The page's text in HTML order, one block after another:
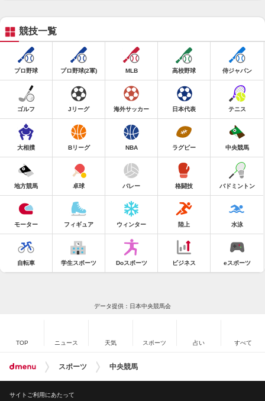
競技一覧
プロ野球 プロ野球(2軍) MLB 高校野球 侍ジャパン
ゴルフ Jリーグ 海外サッカー 日本代表 テニス
大相撲 Bリーグ NBA ラグビー 中央競馬
地方競馬 卓球 バレー 格闘技 バドミントン
モーター フィギュア ウィンター 陸上 水泳
自転車 学生スポーツ Doスポーツ ビジネス eスポーツ
データ提供：日本中央競馬会
TOP ニュース 天気 スポーツ 占い すべて
スポーツ 中央競馬
サイトご利用にあたって